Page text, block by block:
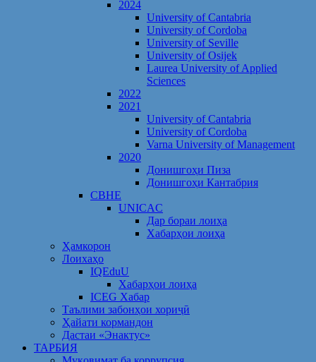
2024
University of Cantabria
University of Cordoba
University of Seville
University of Osijek
Laurea University of Applied
Sciences
2022
2021
University of Cantabria
University of Cordoba
Varna University of Management
2020
Донишгоҳи Пиза
Донишгоҳи Кантабрия
CBHE
UNICAC
Дар бораи лоиҳа
Хабарҳои лоиҳа
Ҳамкорон
Лоихаҳо
IQEduU
Хабарҳои лоиҳа
ICEG Хабар
Таълими забонҳои хориҷӣ
Ҳайати кормандон
Дастаи «Энактус»
ТАРБИЯ